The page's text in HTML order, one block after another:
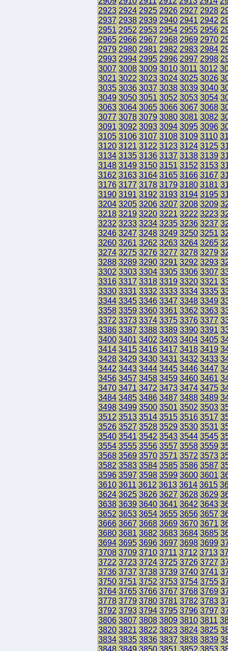
2923 2924 2925 2926 2927 2928
2937 2938 2939 2940 2941 2942
2951 2952 2953 2954 2955 2956
2965 2966 2967 2968 2969 2970
2979 2980 2981 2982 2983 2984
2993 2994 2995 2996 2997 2998
3007 3008 3009 3010 3011 3012
3021 3022 3023 3024 3025 3026
3035 3036 3037 3038 3039 3040
3049 3050 3051 3052 3053 3054
3063 3064 3065 3066 3067 3068
3077 3078 3079 3080 3081 3082
3091 3092 3093 3094 3095 3096
3105 3106 3107 3108 3109 3110
3120 3121 3122 3123 3124 3125
3134 3135 3136 3137 3138 3139
3148 3149 3150 3151 3152 3153
3162 3163 3164 3165 3166 3167
3176 3177 3178 3179 3180 3181
3190 3191 3192 3193 3194 3195
3204 3205 3206 3207 3208 3209
3218 3219 3220 3221 3222 3223
3232 3233 3234 3235 3236 3237
3246 3247 3248 3249 3250 3251
3260 3261 3262 3263 3264 3265
3274 3275 3276 3277 3278 3279
3288 3289 3290 3291 3292 3293
3302 3303 3304 3305 3306 3307
3316 3317 3318 3319 3320 3321
3330 3331 3332 3333 3334 3335
3344 3345 3346 3347 3348 3349
3358 3359 3360 3361 3362 3363
3372 3373 3374 3375 3376 3377
3386 3387 3388 3389 3390 3391
3400 3401 3402 3403 3404 3405
3414 3415 3416 3417 3418 3419
3428 3429 3430 3431 3432 3433
3442 3443 3444 3445 3446 3447
3456 3457 3458 3459 3460 3461
3470 3471 3472 3473 3474 3475
3484 3485 3486 3487 3488 3489
3498 3499 3500 3501 3502 3503
3512 3513 3514 3515 3516 3517
3526 3527 3528 3529 3530 3531
3540 3541 3542 3543 3544 3545
3554 3555 3556 3557 3558 3559
3568 3569 3570 3571 3572 3573
3582 3583 3584 3585 3586 3587
3596 3597 3598 3599 3600 3601
3610 3611 3612 3613 3614 3615
3624 3625 3626 3627 3628 3629
3638 3639 3640 3641 3642 3643
3652 3653 3654 3655 3656 3657
3666 3667 3668 3669 3670 3671
3680 3681 3682 3683 3684 3685
3694 3695 3696 3697 3698 3699
3708 3709 3710 3711 3712 3713
3722 3723 3724 3725 3726 3727
3736 3737 3738 3739 3740 3741
3750 3751 3752 3753 3754 3755
3764 3765 3766 3767 3768 3769
3778 3779 3780 3781 3782 3783
3792 3793 3794 3795 3796 3797
3806 3807 3808 3809 3810 3811
3820 3821 3822 3823 3824 3825
3834 3835 3836 3837 3838 3839
3848 3849 3850 3851 3852 3853